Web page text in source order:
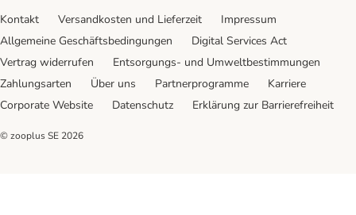
Kontakt Versandkosten und Lieferzeit
Impressum
Allgemeine Geschäftsbedingungen
Digital Services Act
Vertrag widerrufen
Entsorgungs- und Umweltbestimmungen
Zahlungsarten
Über uns Partnerprogramme
Karriere
Corporate Website
Datenschutz Erklärung zur Barrierefreiheit
© zooplus SE 2026